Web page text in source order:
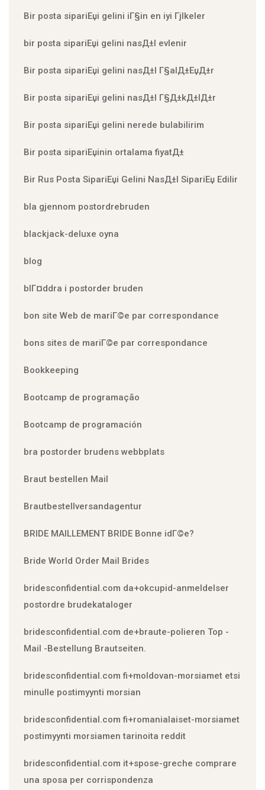
Bir posta sipariЕџi gelini iГ§in en iyi Гјlkeler
bir posta sipariЕџi gelini nasД±l evlenir
Bir posta sipariЕџi gelini nasД±l Г§alД±ЕџД±r
Bir posta sipariЕџi gelini nasД±l Г§Д±kД±lД±r
Bir posta sipariЕџi gelini nerede bulabilirim
Bir posta sipariЕџinin ortalama fiyatД±
Bir Rus Posta SipariЕџi Gelini NasД±l SipariЕџ Edilir
bla gjennom postordrebruden
blackjack-deluxe oyna
blog
blГ¤ddra i postorder bruden
bon site Web de mariГ©e par correspondance
bons sites de mariГ©e par correspondance
Bookkeeping
Bootcamp de programação
Bootcamp de programación
bra postorder brudens webbplats
Braut bestellen Mail
Brautbestellversandagentur
BRIDE MAILLEMENT BRIDE Bonne idГ©e?
Bride World Order Mail Brides
bridesconfidential.com da+okcupid-anmeldelser
postordre brudekataloger
bridesconfidential.com de+braute-polieren Top -
Mail -Bestellung Brautseiten.
bridesconfidential.com fi+moldovan-morsiamet etsi
minulle postimyynti morsian
bridesconfidential.com fi+romanialaiset-morsiamet
postimyynti morsiamen tarinoita reddit
bridesconfidential.com it+spose-greche comprare
una sposa per corrispondenza